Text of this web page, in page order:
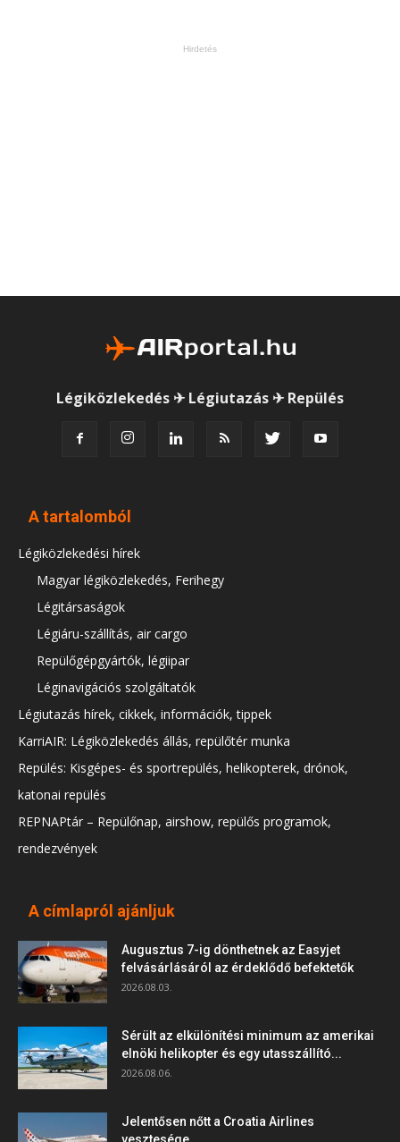
Hirdetés
Légiközlekedés ✈ Légiutazás ✈ Repülés
A tartalomból
Légiközlekedési hírek
Magyar légiközlekedés, Ferihegy
Légitársaságok
Légiáru-szállítás, air cargo
Repülőgépgyártók, légiipar
Léginavigációs szolgáltatók
Légiutazás hírek, cikkek, információk, tippek
KarriAIR: Légiközlekedés állás, repülőtér munka
Repülés: Kisgépes- és sportrepülés, helikopterek, drónok,
katonai repülés
REPNAPtár – Repülőnap, airshow, repülős programok,
rendezvények
A címlapról ajánljuk
Augusztus 7-ig dönthetnek az Easyjet
felvásárlásáról az érdeklődő befektetők
2026.08.03.
Sérült az elkülönítési minimum az amerikai
elnöki helikopter és egy utasszállító...
2026.08.06.
Jelentősen nőtt a Croatia Airlines